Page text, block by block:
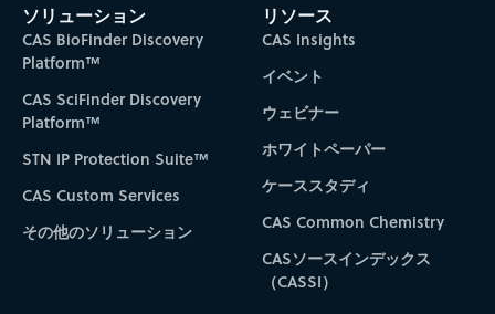
ソリューション
CAS BioFinder Discovery
Platform™
CAS SciFinder Discovery
Platform™
STN IP Protection Suite™
CAS Custom Services
その他のソリューション
リソース
CAS Insights
イベント
ウェビナー
ホワイトペーパー
ケーススタディ
CAS Common Chemistry
CASソースインデックス
（CASSI）